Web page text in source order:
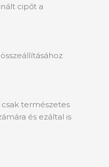
cipőt a
természetes
és ezáltal is